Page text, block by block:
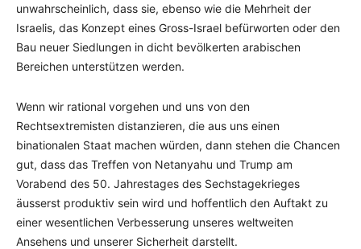
unwahrscheinlich, dass sie, ebenso wie die Mehrheit der
Israelis, das Konzept eines Gross-Israel befürworten oder den
Bau neuer Siedlungen in dicht bevölkerten arabischen
Bereichen unterstützen werden.
Wenn wir rational vorgehen und uns von den
Rechtsextremisten distanzieren, die aus uns einen
binationalen Staat machen würden, dann stehen die Chancen
gut, dass das Treffen von Netanyahu und Trump am
Vorabend des 50. Jahrestages des Sechstagekrieges
äusserst produktiv sein wird und hoffentlich den Auftakt zu
einer wesentlichen Verbesserung unseres weltweiten
Ansehens und unserer Sicherheit darstellt.